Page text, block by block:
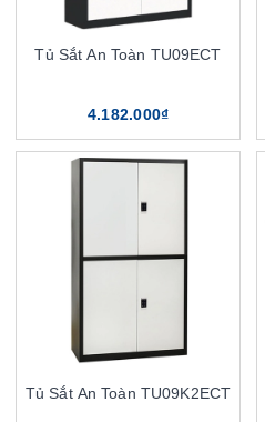
Tủ Sắt An Toàn TU09ECT
4.182.000₫
Tủ Sắt An Toàn TU09K2ECT